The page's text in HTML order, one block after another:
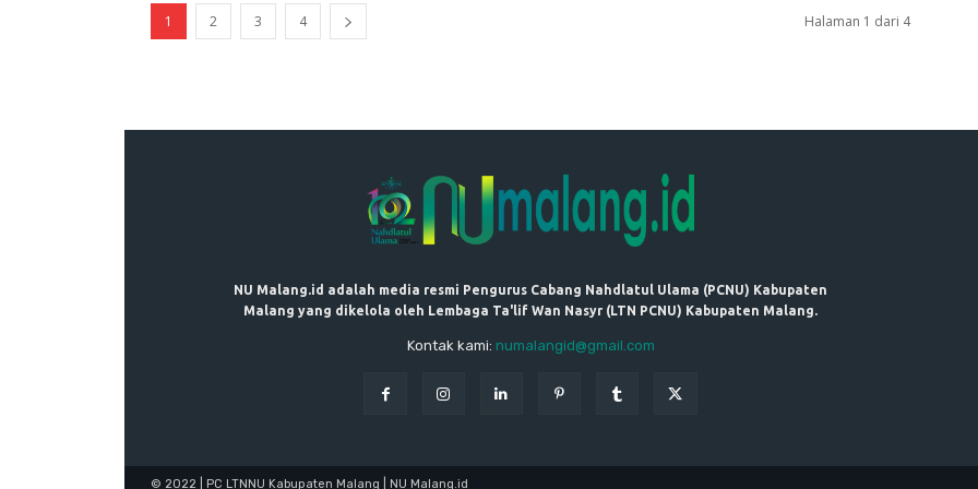
1 2 3 4 Halaman 1 dari 4
NU Malang.id adalah media resmi Pengurus Cabang Nahdlatul Ulama (PCNU) Kabupaten
Malang yang dikelola oleh Lembaga Ta'lif Wan Nasyr (LTN PCNU) Kabupaten Malang.
Kontak kami: numalangid@gmail.com
© 2022 | PC LTNNU Kabupaten Malang | NU Malang.id